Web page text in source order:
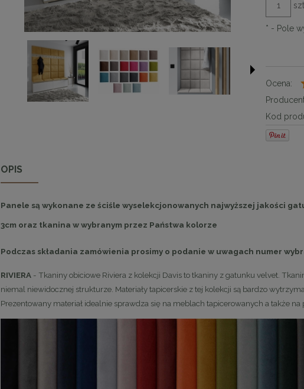
* - Pole
Ocena:
Kod
OPIS
Panele są wykonane ze ściśle wyselekcjonowanych najwyższej jakości
3cm oraz tkanina w wybranym przez Państwa kolorze
Podczas składania zamówienia prosimy o podanie w uwagach numer
RIVIERA - Tkaniny obiciowe Riviera z kolekcji Davis to tkaniny z gatunku velvet.
niemal niewidocznej strukturze. Materiały tapicerskie z tej kolekcji są bardzo
Prezentowany materiał idealnie sprawdza się na meblach tapicerowanych a także na